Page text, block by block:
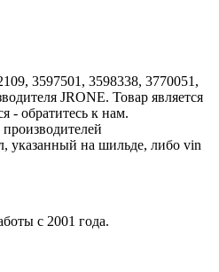
3597501, 3598338, 3770051,
JRONE. Товар является
- обратитесь к нам.
указанный на шильде, либо vin
с 2001 года.